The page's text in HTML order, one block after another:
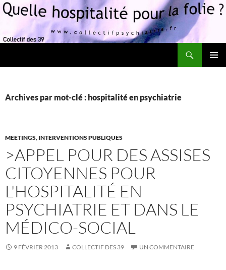
Archives par mot-clé : hospitalité en psychiatrie
MEETINGS, INTERVENTIONS PUBLIQUES
>APPEL POUR DES ASSISES
CITOYENNES POUR
L'HOSPITALITÉ EN
PSYCHIATRIE ET DANS LE
MÉDICO-SOCIAL
9 FÉVRIER 2013 COLLECTIF DES 39 UN COMMENTAIRE